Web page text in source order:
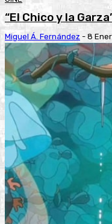
“El Chico y la
Miguel Á. Fernández - 8